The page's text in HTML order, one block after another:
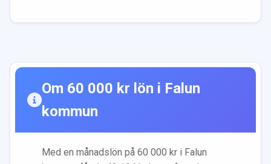
Om 60 000 kr lön i Falun
kommun
Med en månadslön på 60 000 kr i Falun